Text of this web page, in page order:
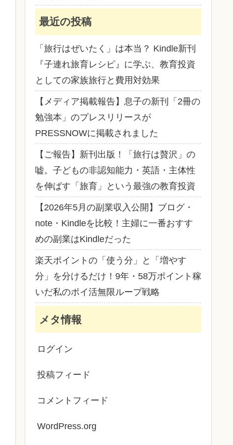
最近の投稿
「旅行はぜいたく」は本当？ Kindle新刊
『子連れ旅育レシピ』に学ぶ、教育投資
としての家族旅行と費用対効果
【メディア掲載報告】息子の新刊「2冊の
勉強本」のプレスリリースが
PRESSNOWに掲載されました
【ご報告】新刊出版！「旅行は贅沢」の
嘘。子どもの非認知能力・英語・主体性
を伸ばす「旅育」という最強の教育投資
【2026年5月の副業収入公開】ブログ・
note・Kindleを比較！主婦に一番おすす
めの副業はKindleだった
楽天ポイントの「使う分」と「増やす
分」を分けるだけ！9年・58万ポイント稼
いだ私のポイ活無限ループ戦略
メタ情報
ログイン
投稿フィード
コメントフィード
WordPress.org